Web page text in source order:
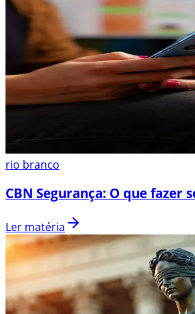
rio branco
CBN Segurança: O que
Ler matéria